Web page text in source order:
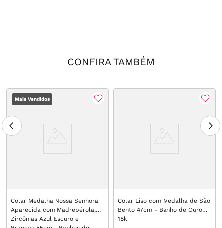
CONFIRA TAMBÉM
Mais Vendidos
Colar Medalha Nossa Senhora
Aparecida com Madrepérola,
Zircônias Azul Escuro e
Colar Liso com Medalha de São
Bento 47cm - Banho de Ouro
18k